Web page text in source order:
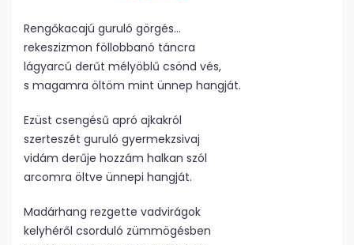
Rengőkacajú guruló görgés…
rekeszizmon föllobbanó táncra
lágyarcú derűt mélyöblű csönd vés,
s magamra öltöm mint ünnep hangját.
Ezüst csengésű apró ajkakról
szerteszét guruló gyermekzsivaj
vidám derűje hozzám halkan szól
arcomra öltve ünnepi hangját.
Madárhang rezgette vadvirágok
kelyhéről csorduló zümmögésben